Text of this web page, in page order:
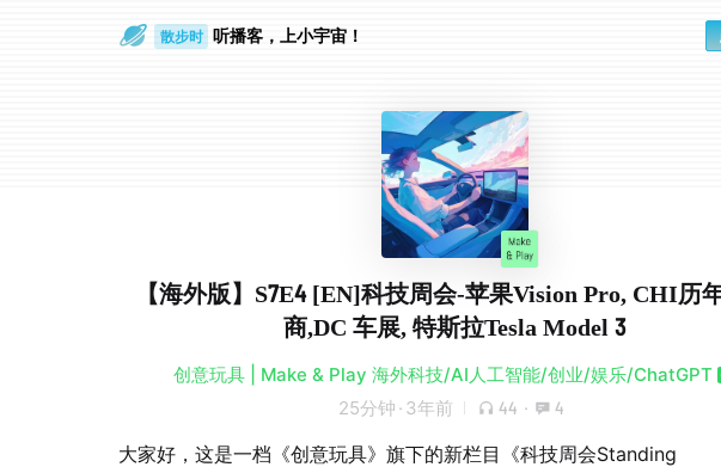
散步时 听播客，上小宇宙！
【海外版】S7E4 [EN]科技周会-苹果Vision Pro, CHI历
商,DC 车展, 特斯拉Tesla Model 3
创意玩具 | Make & Play 海外科技/AI人工智能/创业/娱乐/ChatGPT
25分钟 · 3年前 44 · 4
大家好，这是一档《创意玩具》旗下的新栏目《科技周会Standing